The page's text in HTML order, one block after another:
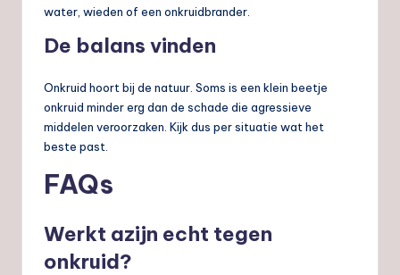
water, wieden of een onkruidbrander.
De balans vinden
Onkruid hoort bij de natuur. Soms is een klein beetje
onkruid minder erg dan de schade die agressieve
middelen veroorzaken. Kijk dus per situatie wat het
beste past.
FAQs
Werkt azijn echt tegen
onkruid?